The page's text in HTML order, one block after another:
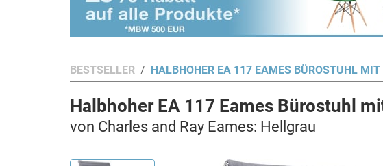
BESTSELLER HALBHOHER EA 117 EAMES BÜROSTUHL
Halbhoher EA 117 Eames Bürostuhl
von Charles and Ray Eames: Hellgrau